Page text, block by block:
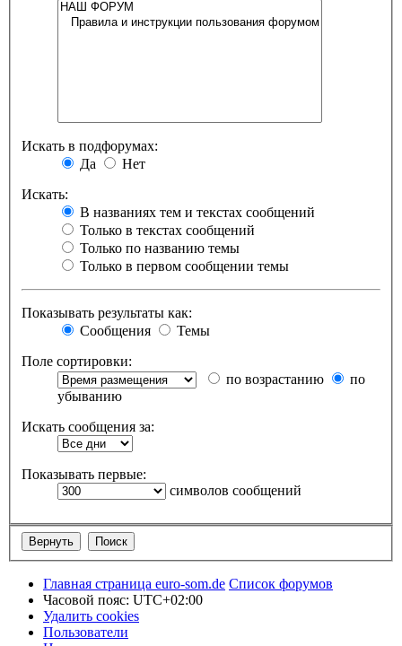
Искать в подфорумах:
Да
Нет
Искать:
В названиях тем и текстах сообщений
Только в текстах сообщений
Только по названию темы
Только в первом сообщении темы
Показывать результаты как:
Сообщения
Темы
Поле сортировки:
по возрастанию
по
убыванию
Искать сообщения за:
Показывать первые:
символов сообщений
Главная страница euro-som.de Список форумов
Часовой пояс: UTC+02:00
Удалить cookies
Пользователи